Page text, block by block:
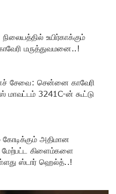
உயிர்காக்கும்
மருத்துவமனை..!
சேவை: சென்னை காவேரி
மாவட்டம் 3241C-ன் கூட்டு
கோடிக்கும் அதிமான
மேற்பட்ட கிளைம்களை
ஸ்டார் ஹெல்த்..!